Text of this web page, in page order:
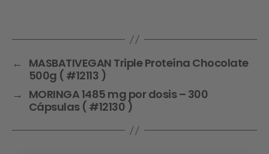
← MASBATIVEGAN Triple Proteína Chocolate
500g ( #12113 )
→ MORINGA 1485 mg por dosis – 300
Cápsulas ( #12130 )